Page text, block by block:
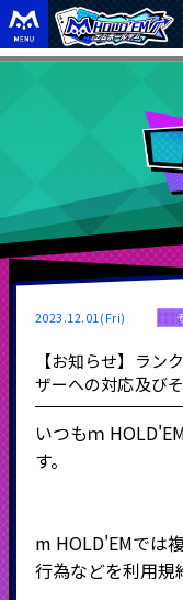
2023.12.01(Fri)
【お知らせ】ラン
ザーへの対応及び
いつもｍ
す。
m HOLD'EMでは
行為などを利用規